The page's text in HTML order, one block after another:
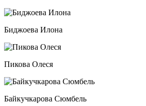
Биджоева Илона
Пикова Олеся
Байкучкарова Сюмбель